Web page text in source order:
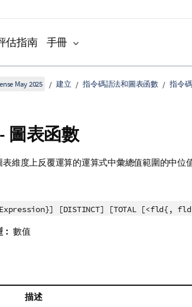
估指南 手冊
May 2025 建立 指令碼語法和圖表函數 指令
- 圖表函數
表維度上反覆運算的運算式中彙總值範圍的中位值
[DISTINCT] [TOTAL [<fld{,
數值
描述